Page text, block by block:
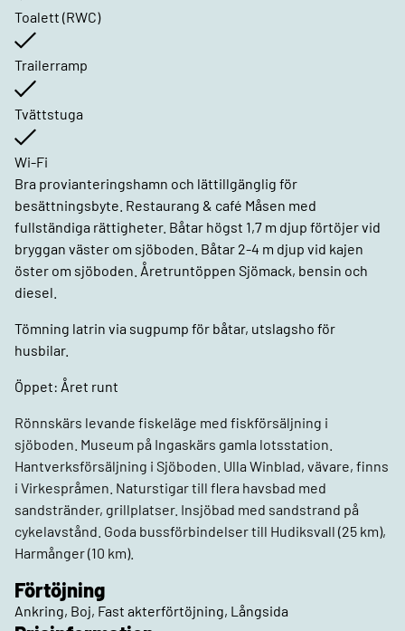
Toalett (RWC)
Trailerramp
Tvättstuga
Wi-Fi
Bra provianteringshamn och lättillgänglig för
besättningsbyte. Restaurang & café Måsen med
fullständiga rättigheter. Båtar högst 1,7 m djup förtöjer vid
bryggan väster om sjöboden. Båtar 2-4 m djup vid kajen
öster om sjöboden. Åretruntöppen Sjömack, bensin och
diesel.
Tömning latrin via sugpump för båtar, utslagsho för
husbilar.
Öppet: Året runt
Rönnskärs levande fiskeläge med fiskförsäljning i
sjöboden. Museum på Ingaskärs gamla lotsstation.
Hantverksförsäljning i Sjöboden. Ulla Winblad, vävare, finns
i Virkespråmen. Naturstigar till flera havsbad med
sandstränder, grillplatser. Insjöbad med sandstrand på
cykelavstånd. Goda bussförbindelser till Hudiksvall (25 km),
Harmånger (10 km).
Förtöjning
Ankring, Boj, Fast akterförtöjning, Långsida